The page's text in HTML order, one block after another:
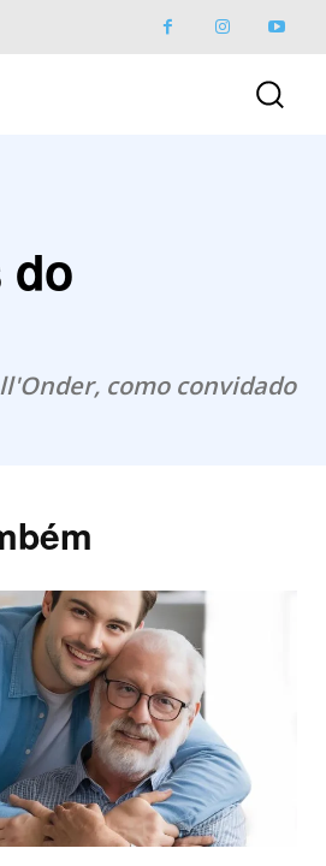
do
como convidado